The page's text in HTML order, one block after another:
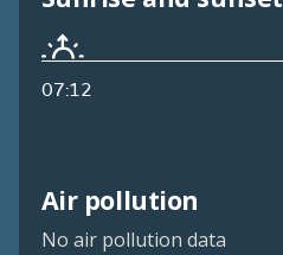
07:12
Air pollution
No air pollution data